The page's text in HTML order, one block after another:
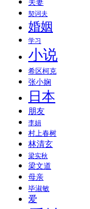
夫妻
契诃夫
婚姻
学习
小说
希区柯克
张小娴
日本
朋友
李娟
村上春树
林清玄
梁实秋
梁文道
母亲
毕淑敏
爱